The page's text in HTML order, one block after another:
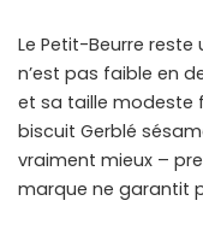
Le Petit-Beurre reste
n’est pas faible en
et sa taille modeste
biscuit Gerblé
vraiment mieux –
marque ne garantit